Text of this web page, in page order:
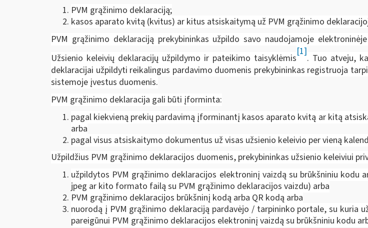
PVM grąžinimo deklaraciją;
kasos aparato kvitą (kvitus) ar kitus atsiskaitymą už PVM grąžinimo
PVM grąžinimo deklaraciją prekybininkas užpildo savo naudojamoje
Užsienio keleivių deklaracijų užpildymo ir pateikimo taisyklėmis
[1]
. Tuo atveju,
deklaracijai užpildyti reikalingus pardavimo duomenis prekybininkas registruoja
sistemoje įvestus duomenis.
PVM grąžinimo deklaracija gali būti įforminta:
pagal kiekvieną prekių pardavimą įforminantį kasos aparato kvitą ar kitą
arba
pagal visus atsiskaitymo dokumentus už visas užsienio keleivio per vieną
Užpildžius PVM grąžinimo deklaracijos duomenis, prekybininkas užsienio keleiviui
užpildytos PVM grąžinimo deklaracijos elektroninį vaizdą su brūkšniniu kodu
jpeg ar kito formato failą su PVM grąžinimo deklaracijos vaizdu) arba
PVM grąžinimo deklaracijos brūkšninį kodą arba QR kodą arba
nuorodą į PVM grąžinimo deklaraciją pardavėjo / tarpininko portale, su kuria
pareigūnui PVM grąžinimo deklaracijos elektroninį vaizdą su brūkšniniu kodu